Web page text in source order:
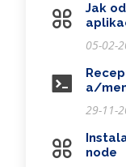
Jak
05-02-
a/
29-11-
node